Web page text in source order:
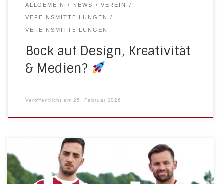
ALLGEMEIN NEWS VEREIN
VEREINSMITTEILUNGEN
VEREINSMITTEILUNGEN
Bock auf Design, Kreativität
& Medien?
Veröffentlicht am 25. Februar 2026